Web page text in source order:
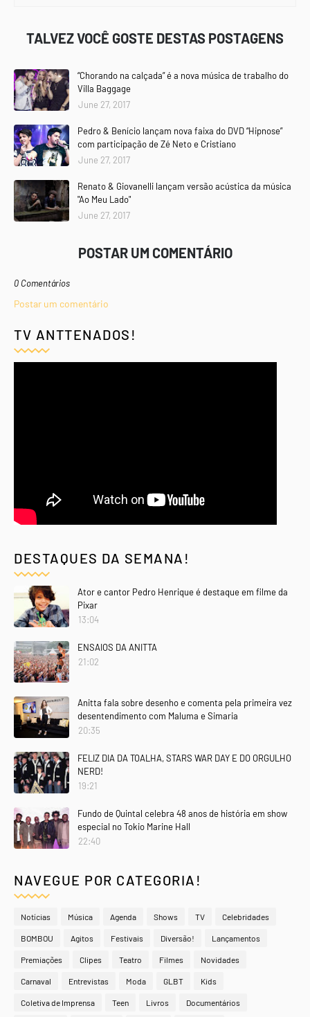
TALVEZ VOCÊ GOSTE DESTAS POSTAGENS
“Chorando na calçada” é a nova música de trabalho do
Villa Baggage
June 27, 2017
Pedro & Benício lançam nova faixa do DVD “Hipnose”
com participação de Zé Neto e Cristiano
June 27, 2017
Renato & Giovanelli lançam versão acústica da música
"Ao Meu Lado"
June 27, 2017
POSTAR UM COMENTÁRIO
0 Comentários
Postar um comentário
TV ANTTENADOS!
DESTAQUES DA SEMANA!
Ator e cantor Pedro Henrique é destaque em filme da
Pixar
13:04
ENSAIOS DA ANITTA
21:02
Anitta fala sobre desenho e comenta pela primeira vez
desentendimento com Maluma e Simaria
20:35
FELIZ DIA DA TOALHA, STARS WAR DAY E DO ORGULHO
NERD!
19:21
Fundo de Quintal celebra 48 anos de história em show
especial no Tokio Marine Hall
22:40
NAVEGUE POR CATEGORIA!
Notícias Música Agenda Shows TV Celebridades
BOMBOU Agitos Festivais Diversão! Lançamentos
Premiações Clipes Teatro Filmes Novidades
Carnaval Entrevistas Moda GLBT Kids
Coletiva de Imprensa Teen Livros Documentários